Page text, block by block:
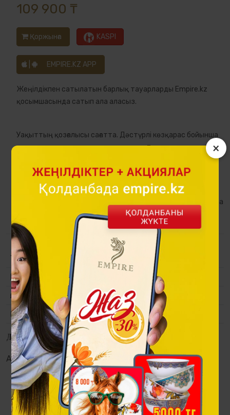
×
109 900 ₸
Қоржынға KASPI
EMPIRE.KZ APP
Жеңілдікпен сатылатын барлық тауарларды Empire.kz
қосымшасында сатып ала аласыз.
Уақыттың қозғалысы сағатта. Дәстүрлі көзқарас бойынша
құм сағаты – уақыттың сақтаушысы. Декордың тамаша
тәуелсіздіктің басты нышаны – қанатты барыстардың
мүсіндерімен толықтырылған. Бұл сағат әр талғампаздың
талабына сай келіп, кез келген бөлменің тамаша жабдығына
айналады. Уақыт айналымы: 5 минут.
Топтама
Барыс
Материалы
шыны, полимер, "көне қола" жабыны.
Өлшемі
230х110х150 мм.
Қаптама
Сыйлық қаптама.
Дүкендерде қолжетімділік
Алматы: Астана: Атырау: Актау: